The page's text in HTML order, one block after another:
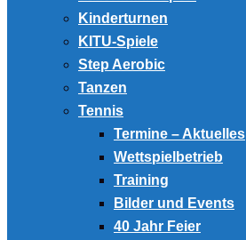
Kinderturnen
KITU-Spiele
Step Aerobic
Tanzen
Tennis
Termine – Aktuelles
Wettspielbetrieb
Training
Bilder und Events
40 Jahr Feier